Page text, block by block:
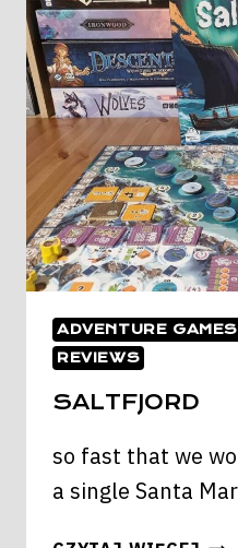
ADVENTURE GAMES
REVIEWS
SALTFJORD
so fast that we
a single Santa